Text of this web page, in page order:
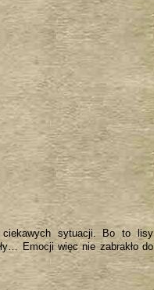
ciekawych sytuacji. Bo to lisy
Emocji więc nie zabrakło do